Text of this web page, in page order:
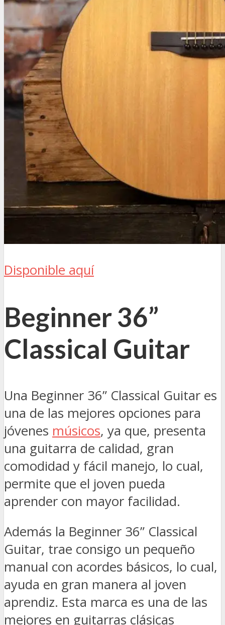
Disponible aquí
Beginner 36”
Classical Guitar
Una Beginner 36” Classical Guitar es
una de las mejores opciones para
jóvenes músicos, ya que, presenta
una guitarra de calidad, gran
comodidad y fácil manejo, lo cual,
permite que el joven pueda
aprender con mayor facilidad.
Además la Beginner 36” Classical
Guitar, trae consigo un pequeño
manual con acordes básicos, lo cual,
ayuda en gran manera al joven
aprendiz. Esta marca es una de las
mejores en guitarras clásicas